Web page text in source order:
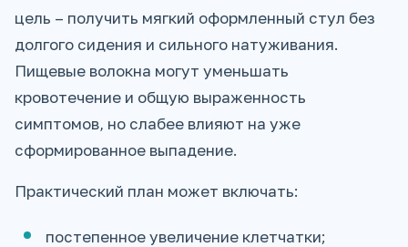
цель – получить мягкий оформленный стул без
долгого сидения и сильного натуживания.
Пищевые волокна могут уменьшать
кровотечение и общую выраженность
симптомов, но слабее влияют на уже
сформированное выпадение.
Практический план может включать:
постепенное увеличение клетчатки;